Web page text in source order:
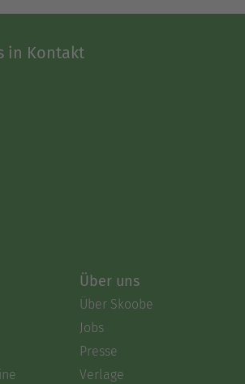
in Kontakt
Über uns
Über Skoobe
Jobs
Presse
Verlage